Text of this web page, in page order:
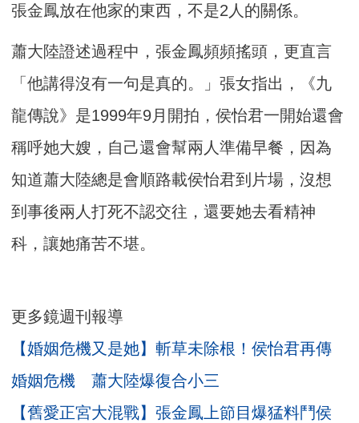
張金鳳放在他家的東西，不是2人的關係。
蕭大陸證述過程中，張金鳳頻頻搖頭，更直言
「他講得沒有一句是真的。」張女指出，《九
龍傳說》是1999年9月開拍，侯怡君一開始還會
稱呼她大嫂，自己還會幫兩人準備早餐，因為
知道蕭大陸總是會順路載侯怡君到片場，沒想
到事後兩人打死不認交往，還要她去看精神
科，讓她痛苦不堪。
更多鏡週刊報導
【婚姻危機又是她】斬草未除根！侯怡君再傳
婚姻危機 蕭大陸爆復合小三
【舊愛正宮大混戰】張金鳳上節目爆猛料鬥侯